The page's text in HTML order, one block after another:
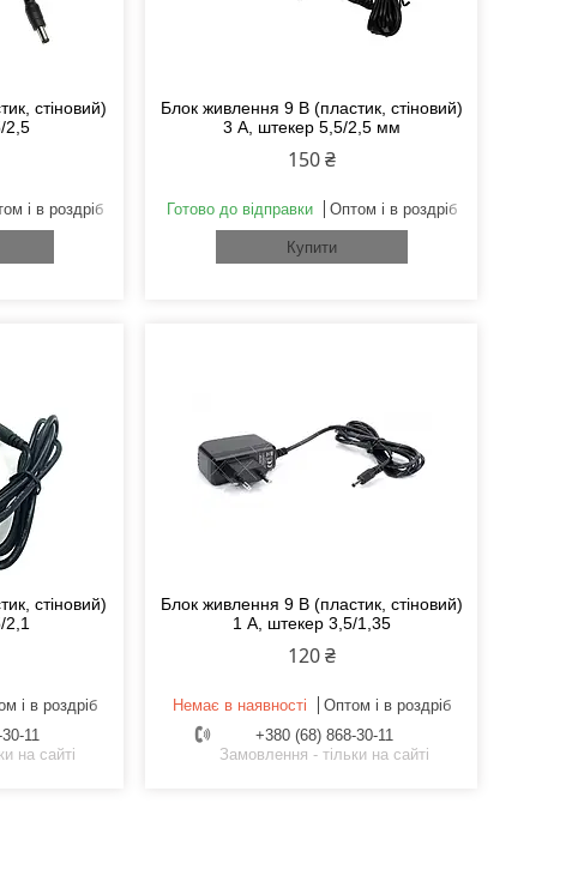
стіновий)
2,5
і в роздріб
Блок живлення 9 В (пластик, стіновий)
3 А, штекер 5,5/2,5 мм
150 ₴
Готово до відправки Оптом і в роздріб
Купити
стіновий)
2,1
і в роздріб
11
на сайті
Блок живлення 9 В (пластик, стіновий)
1 А, штекер 3,5/1,35
120 ₴
Немає в наявності
Оптом і в роздріб
+380 (68) 868-30-11
Замовлення - тільки на сайті